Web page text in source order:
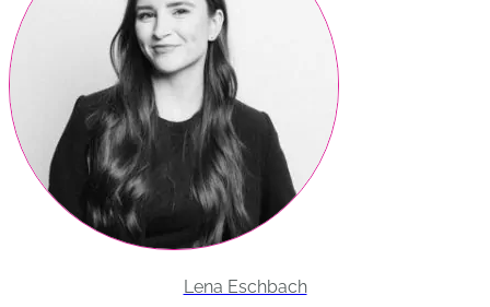
Lena Eschbach